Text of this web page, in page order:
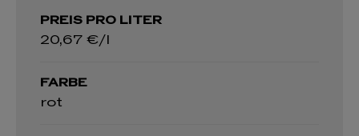
PREIS PRO LITER
20,67 €/l
FARBE
rot